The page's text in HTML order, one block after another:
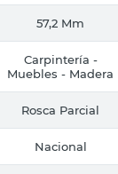
57,2 Mm
Carpintería -
Muebles - Madera
Rosca Parcial
Nacional